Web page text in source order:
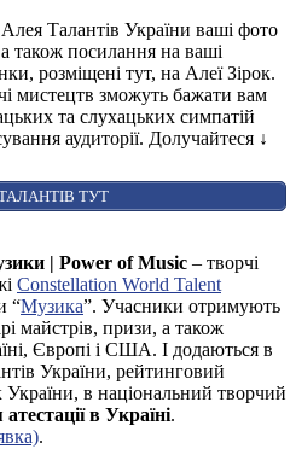
Талантів України ваші фото
також посилання на ваші
розміщені тут, на Алеї Зірок.
мистецтв зможуть бажати вам
та слухацьких симпатій
аудиторії. Долучайтеся ↓
ТУТ
| Power of Music – творчі
Constellation World Talent
“Музика”. Учасники отримують
майстрів, призи, а також
Європі і США. І додаються в
України, рейтинговий
України, в національний творчий
в Україні.
.